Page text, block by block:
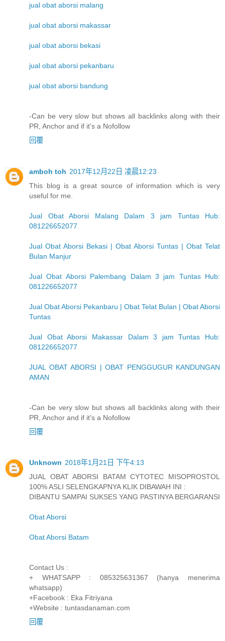
jual obat aborsi malang
jual obat aborsi makassar
jual obat aborsi bekasi
jual obat aborsi pekanbaru
jual obat aborsi bandung
-Can be very slow but shows all backlinks along with their
PR, Anchor and if it's a Nofollow
回覆
amboh toh 2017年12月22日 凌晨12:23
This blog is a great source of information which is very
useful for me.
Jual Obat Aborsi Malang Dalam 3 jam Tuntas Hub:
081226652077
Jual Obat Aborsi Bekasi | Obat Aborsi Tuntas | Obat Telat
Bulan Manjur
Jual Obat Aborsi Palembang Dalam 3 jam Tuntas Hub:
081226652077
Jual Obat Aborsi Pekanbaru | Obat Telat Bulan | Obat Aborsi
Tuntas
Jual Obat Aborsi Makassar Dalam 3 jam Tuntas Hub:
081226652077
JUAL OBAT ABORSI | OBAT PENGGUGUR KANDUNGAN
AMAN
-Can be very slow but shows all backlinks along with their
PR, Anchor and if it's a Nofollow
回覆
Unknown 2018年1月21日 下午4:13
JUAL OBAT ABORSI BATAM CYTOTEC MISOPROSTOL
100% ASLI SELENGKAPNYA KLIK DIBAWAH INI :
DIBANTU SAMPAI SUKSES YANG PASTINYA BERGARANSI
Obat Aborsi
Obat Aborsi Batam
Contact Us :
+ WHATSAPP : 085325631367 (hanya menerima
whatsapp)
+Facebook : Eka Fitriyana
+Website : tuntasdanaman.com
回覆